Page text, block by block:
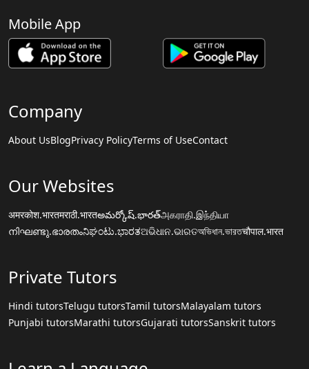
Mobile App
Company
About UsBlogPrivacy PolicyTerms of UseContact
Our Websites
अमरकोश.भारतमराठी.भारतఅమర్కోష్.భారత్அகராதி.இந்தியா
നിഘണ്ടു.ഭാരതംನಿಘಂಟು.ಭಾರತଅଭିଧାନ.ଭାରତঅভিধান.ভারতचौपाल.भारत
Private Tutors
Hindi tutorsTelugu tutorsTamil tutorsMalayalam tutors
Punjabi tutorsMarathi tutorsGujarati tutorsSanskrit tutors